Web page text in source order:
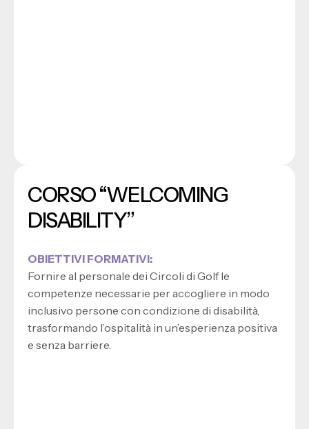
CORSO “WELCOMING
DISABILITY”
OBIETTIVI FORMATIVI:
Fornire al personale dei Circoli di Golf le
competenze necessarie per accogliere in modo
inclusivo persone con condizione di disabilità,
trasformando l’ospitalità in un’esperienza positiva
e senza barriere.